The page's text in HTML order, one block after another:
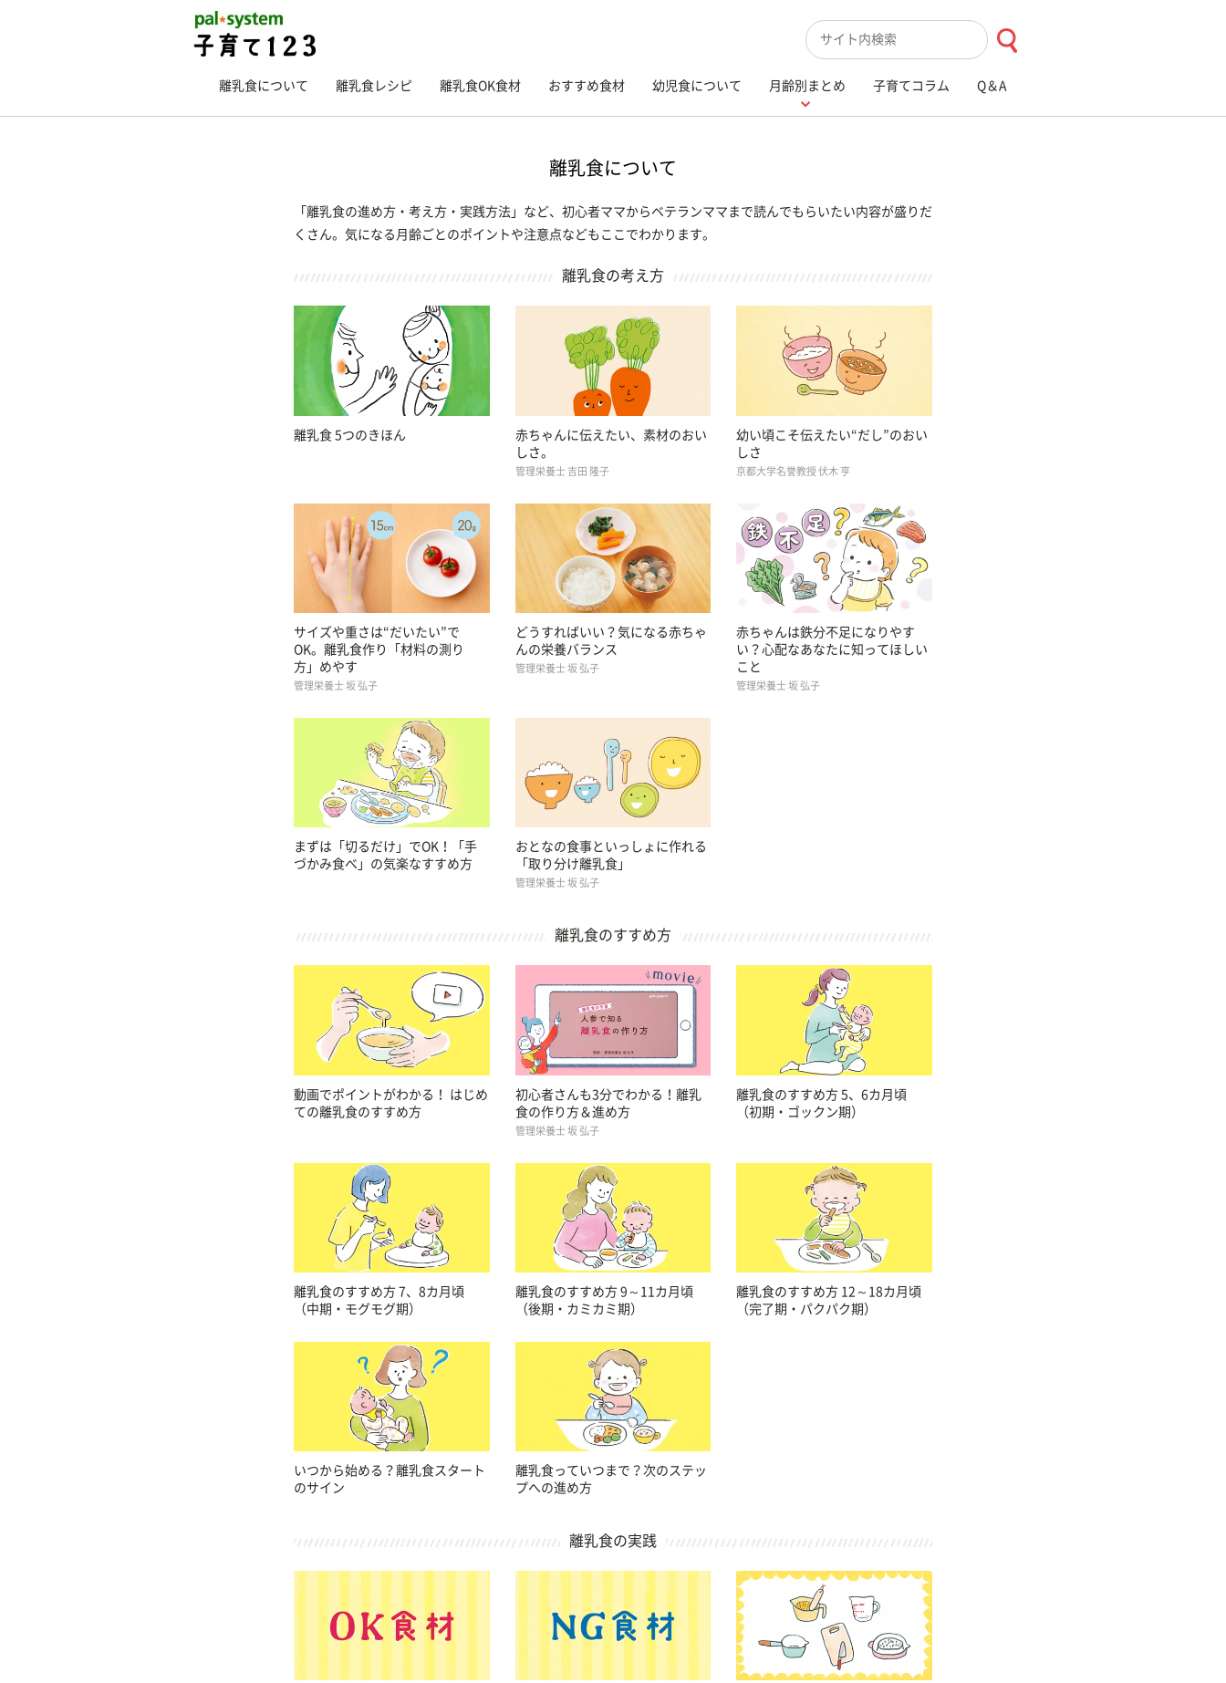
検索キーワード入力
離乳食について 離乳食レシピ 離乳食OK食材 おすすめ食材 幼児食について 月齢別まとめ 子育てコラム Q＆A
離乳食について
「離乳食の進め方・考え方・実践方法」など、初心者ママからベテランママまで読んでもらいたい内容が盛りだ
くさん。気になる月齢ごとのポイントや注意点などもここでわかります。
離乳食の考え方
離乳食 5つのきほん
赤ちゃんに伝えたい、素材のおい
しさ。
管理栄養士 吉田 隆子
幼い頃こそ伝えたい“だし”のおい
しさ
京都大学名誉教授 伏木 亨
サイズや重さは“だいたい”で
OK。離乳食作り「材料の測り
方」めやす
管理栄養士 坂 弘子
どうすればいい？気になる赤ちゃ
んの栄養バランス
管理栄養士 坂 弘子
赤ちゃんは鉄分不足になりやす
い？心配なあなたに知ってほしい
こと
管理栄養士 坂 弘子
まずは「切るだけ」でOK！「手
づかみ食べ」の気楽なすすめ方
おとなの食事といっしょに作れる
「取り分け離乳食」
管理栄養士 坂 弘子
離乳食のすすめ方
動画でポイントがわかる！ はじめ
ての離乳食のすすめ方
初心者さんも3分でわかる！離乳
食の作り方＆進め方
管理栄養士 坂 弘子
離乳食のすすめ方 5、6カ月頃
（初期・ゴックン期）
離乳食のすすめ方 7、8カ月頃
（中期・モグモグ期）
離乳食のすすめ方 9～11カ月頃
（後期・カミカミ期）
離乳食のすすめ方 12～18カ月頃
（完了期・パクパク期）
いつから始める？離乳食スタート
のサイン
離乳食っていつまで？次のステッ
プへの進め方
離乳食の実践